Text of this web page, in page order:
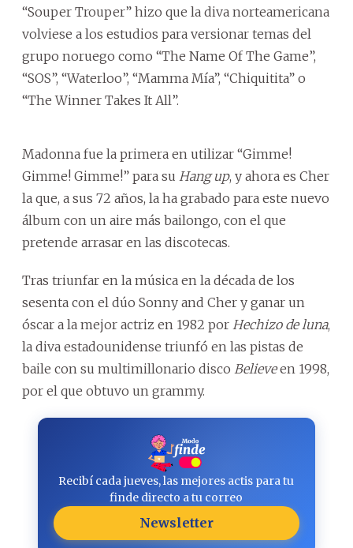
“Souper Trouper” hizo que la diva norteamericana
volviese a los estudios para versionar temas del
grupo noruego como “The Name Of The Game”,
“SOS”, “Waterloo”, “Mamma Mía”, “Chiquitita” o
“The Winner Takes It All”.
Madonna fue la primera en utilizar “Gimme!
Gimme! Gimme!” para su Hang up, y ahora es Cher
la que, a sus 72 años, la ha grabado para este nuevo
álbum con un aire más bailongo, con el que
pretende arrasar en las discotecas.
Tras triunfar en la música en la década de los
sesenta con el dúo Sonny and Cher y ganar un
óscar a la mejor actriz en 1982 por Hechizo de luna,
la diva estadounidense triunfó en las pistas de
baile con su multimillonario disco Believeen 1998,
por el que obtuvo un grammy.
Recibí cada jueves, las mejores actis para tu
finde directo a tu correo
Newsletter